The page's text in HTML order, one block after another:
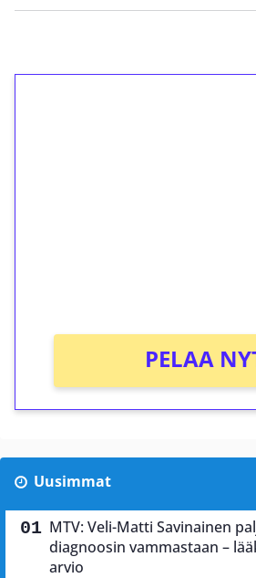
PELAA
Uusimmat
MTV: Veli-Matti Savinainen
diagnoosin vammastaan –
arvio